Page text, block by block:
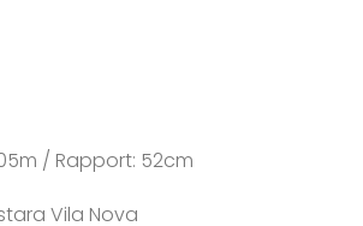
/ Rapport: 52cm
Vila Nova